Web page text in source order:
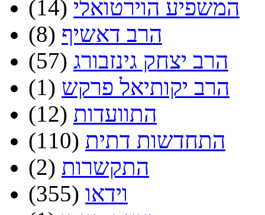
המשפיע הוירטואלי (14)
הרב דאשיף (8)
הרב יצחק גינזבורג (57)
הרב יקותיאל פרקש (1)
התוועדות (12)
התחדשות דתית (110)
התקשרות (2)
וידאו (355)